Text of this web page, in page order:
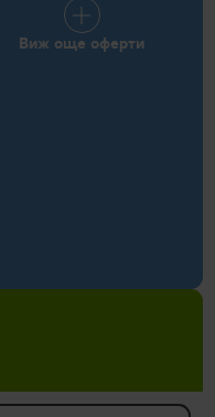
Виж още оферти